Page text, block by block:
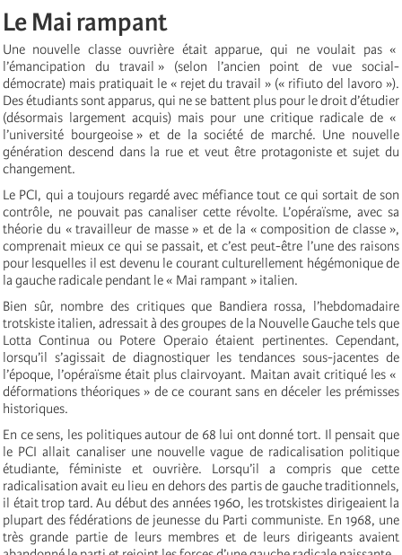
Le Mai rampant
Une nouvelle classe ouvrière était apparue, qui ne voulait pas «
l’émancipation du travail » (selon l’ancien point de vue social-
démocrate) mais pratiquait le « rejet du travail » (« rifiuto del lavoro »).
Des étudiants sont apparus, qui ne se battent plus pour le droit d’étudier
(désormais largement acquis) mais pour une critique radicale de «
l’université bourgeoise » et de la société de marché. Une nouvelle
génération descend dans la rue et veut être protagoniste et sujet du
changement.
Le PCI, qui a toujours regardé avec méfiance tout ce qui sortait de son
contrôle, ne pouvait pas canaliser cette révolte. L’opéraïsme, avec sa
théorie du « travailleur de masse » et de la « composition de classe »,
comprenait mieux ce qui se passait, et c’est peut-être l’une des raisons
pour lesquelles il est devenu le courant culturellement hégémonique de
la gauche radicale pendant le « Mai rampant » italien.
Bien sûr, nombre des critiques que Bandiera rossa, l’hebdomadaire
trotskiste italien, adressait à des groupes de la Nouvelle Gauche tels que
Lotta Continua ou Potere Operaio étaient pertinentes. Cependant,
lorsqu’il s’agissait de diagnostiquer les tendances sous-jacentes de
l’époque, l’opéraïsme était plus clairvoyant. Maitan avait critiqué les «
déformations théoriques » de ce courant sans en déceler les prémisses
historiques.
En ce sens, les politiques autour de 68 lui ont donné tort. Il pensait que
le PCI allait canaliser une nouvelle vague de radicalisation politique
étudiante, féministe et ouvrière. Lorsqu’il a compris que cette
radicalisation avait eu lieu en dehors des partis de gauche traditionnels,
il était trop tard. Au début des années 1960, les trotskistes dirigeaient la
plupart des fédérations de jeunesse du Parti communiste. En 1968, une
très grande partie de leurs membres et de leurs dirigeants avaient